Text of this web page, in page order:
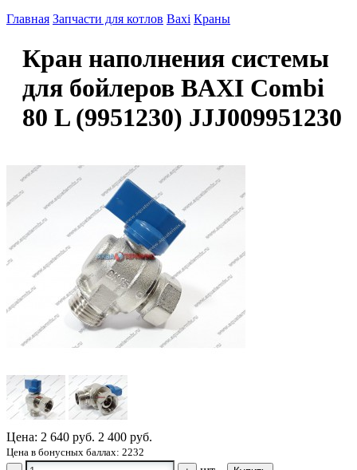
Главная Запчасти для котлов Baxi Краны
Кран наполнения системы
для бойлеров BAXI Combi
80 L (9951230) JJJ009951230
Цена: 2 640 руб. 2 400 руб.
Цена в бонусных баллах: 2232